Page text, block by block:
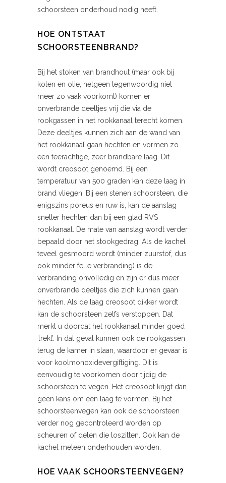
schoorsteen onderhoud nodig heeft.
HOE ONTSTAAT
SCHOORSTEENBRAND?
Bij het stoken van brandhout (maar ook bij
kolen en olie, hetgeen tegenwoordig niet
meer zo vaak voorkomt) komen er
onverbrande deeltjes vrij die via de
rookgassen in het rookkanaal terecht komen.
Deze deeltjes kunnen zich aan de wand van
het rookkanaal gaan hechten en vormen zo
een teerachtige, zeer brandbare laag. Dit
wordt creosoot genoemd. Bij een
temperatuur van 500 graden kan deze laag in
brand vliegen. Bij een stenen schoorsteen, die
enigszins poreus en ruw is, kan de aanslag
sneller hechten dan bij een glad RVS
rookkanaal. De mate van aanslag wordt verder
bepaald door het stookgedrag. Als de kachel
teveel gesmoord wordt (minder zuurstof, dus
ook minder felle verbranding) is de
verbranding onvolledig en zijn er dus meer
onverbrande deeltjes die zich kunnen gaan
hechten. Als de laag creosoot dikker wordt
kan de schoorsteen zelfs verstoppen. Dat
merkt u doordat het rookkanaal minder goed
’trekt’. In dat geval kunnen ook de rookgassen
terug de kamer in slaan, waardoor er gevaar is
voor koolmonoxidevergiftiging. Dit is
eenvoudig te voorkomen door tijdig de
schoorsteen te vegen. Het creosoot krijgt dan
geen kans om een laag te vormen. Bij het
schoorsteenvegen kan ook de schoorsteen
verder nog gecontroleerd worden op
scheuren of delen die loszitten. Ook kan de
kachel meteen onderhouden worden.
HOE VAAK SCHOORSTEENVEGEN?